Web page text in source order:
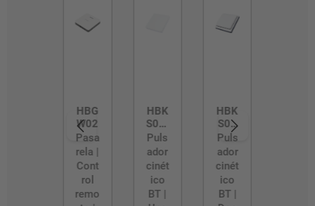
HBG
W02
Pasa
rela |
Cont
rol
remo
HBK
S01/
W
Puls
ador
cinét
ico
BT |
HBK
S01
D/W
Puls
ador
cinét
ico
BT |